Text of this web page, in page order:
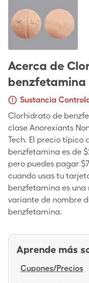
Acerca de
benzfetamina
Sustancia
Clorhidrato de
clase Anorexiants
Tech. El precio
benzfetamina es de
pero puedes pagar
cuando usas tu
benzfetamina es
variante de nombre
benzfetamina.
Aprende más
Cupones/Precios